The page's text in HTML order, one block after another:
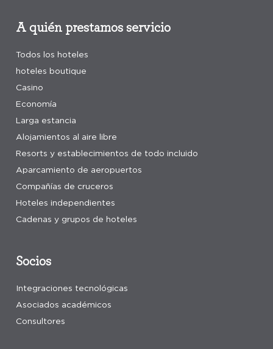
A quién prestamos servicio
Todos los hoteles
hoteles boutique
Casino
Economía
Larga estancia
Alojamientos al aire libre
Resorts y establecimientos de todo incluido
Aparcamiento de aeropuertos
Compañías de cruceros
Hoteles independientes
Cadenas y grupos de hoteles
Socios
Integraciones tecnológicas
Asociados académicos
Consultores